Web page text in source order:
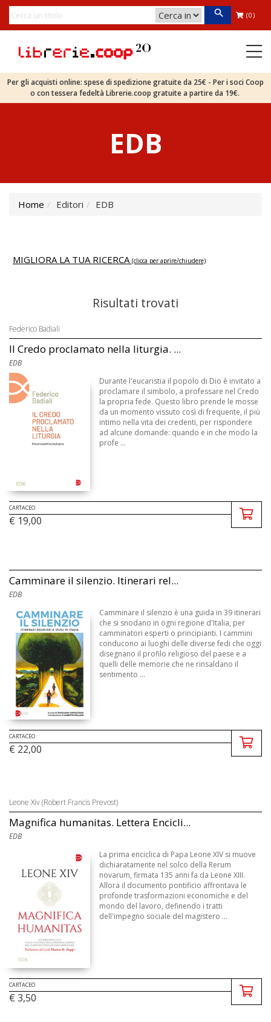
(0)
Per gli acquisti online: spese di spedizione gratuite da 25€ - Per i soci Coop
o con tessera fedeltà Librerie.coop gratuite a partire da 19€.
EDB
Home Editori EDB
MIGLIORA LA TUA RICERCA (clicca per aprire/chiudere)
Risultati trovati
Federico Badiali
Il Credo proclamato nella liturgia. ...
EDB
Durante l'eucaristia il popolo di Dio è invitato a
proclamare il simbolo, a professare nel Credo
la propria fede. Questo libro prende le mosse
da un momento vissuto così di frequente, il più
intimo nella vita dei credenti, per rispondere
ad alcune domande: quando e in che modo la
profe ...
CARTACEO
€ 19,00
Camminare il silenzio. Itinerari rel...
EDB
Camminare il silenzio è una guida in 39 itinerari
che si snodano in ogni regione d'Italia, per
camminatori esperti o principianti. I cammini
conducono ai luoghi delle diverse fedi che oggi
disegnano il profilo religioso del paese e a
quelli delle memorie che ne rinsaldano il
sentimento ...
CARTACEO
€ 22,00
Leone Xiv (Robert Francis Prevost)
Magnifica humanitas. Lettera Encicli...
EDB
La prima enciclica di Papa Leone XIV si muove
dichiaratamente nel solco della Rerum
novarum, firmata 135 anni fa da Leone XIII.
Allora il documento pontificio affrontava le
profonde trasformazioni economiche e del
mondo del lavoro, definendo i tratti
dell'impegno sociale del magistero ...
CARTACEO
€ 3,50